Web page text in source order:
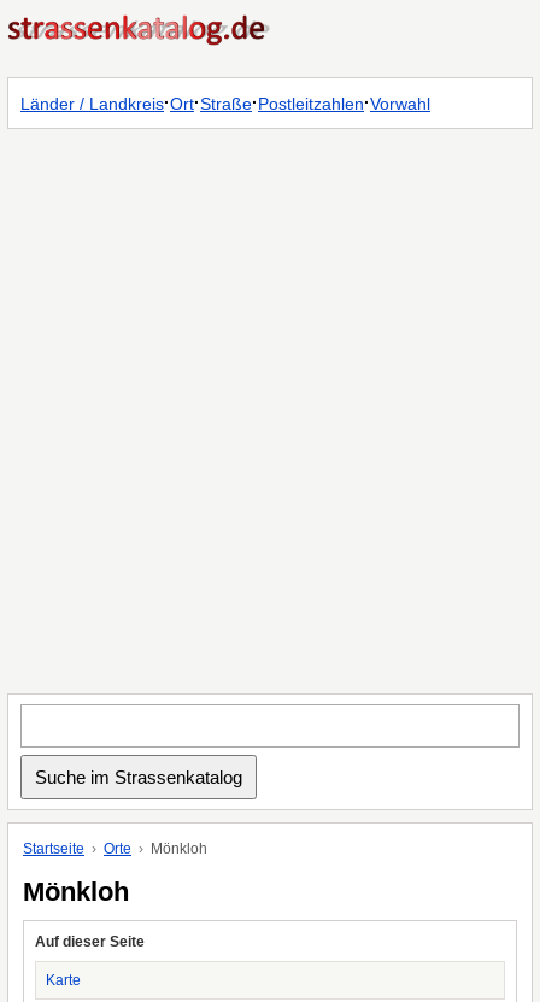
Länder / Landkreis·Ort·Straße·Postleitzahlen·Vorwahl
Startseite Orte Mönkloh
Mönkloh
Auf dieser Seite
Karte